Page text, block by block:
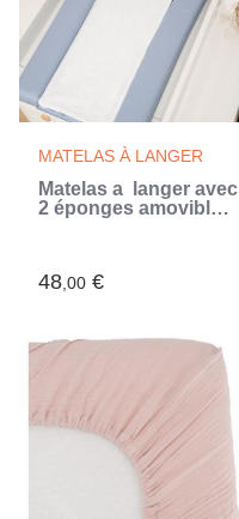
MATELAS À LANGER
Matelas a langer avec
2 éponges amovibles
48,00 €